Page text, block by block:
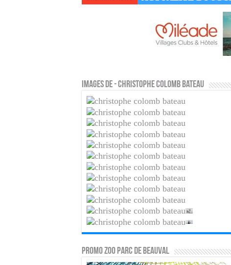
Images de - Christophe colomb bateau
PROMO ZOO PARC DE BEAUVAL